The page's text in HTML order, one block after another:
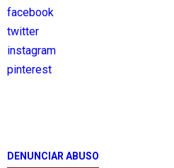
facebook
twitter
instagram
pinterest
DENUNCIAR ABUSO